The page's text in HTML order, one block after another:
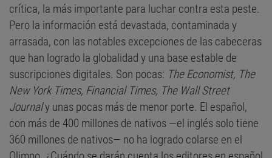
crítica, la más importante para luchar contra esta peste.
Pero la información está devastada, contaminada y
arrasada, con las notables excepciones de las cabeceras
que han logrado la globalidad y una base estable de
suscripciones digitales. Son pocas: The Economist, The
New York Times, Financial Times, The Wall Street
Journaly unas pocas más de menor porte. El español,
con más de 400 millones de nativos —el inglés solo tiene
360 millones de nativos— no ha logrado colarse en el